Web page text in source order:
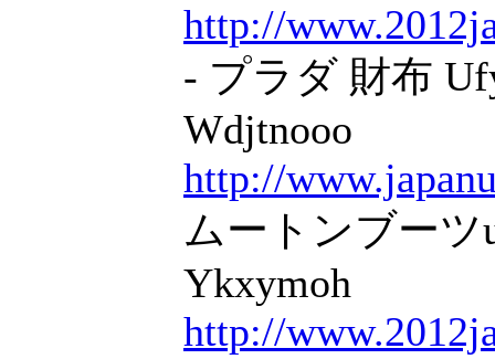
http://
- プラダ 財布
Wdjtnooo
http://
ムートンブーツ
Ykxymoh
http://